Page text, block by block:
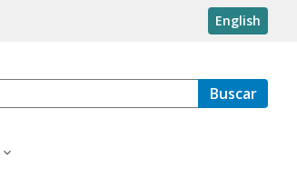
English
Buscar